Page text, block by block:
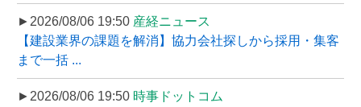
►2026/08/06 19:50 産経ニュース
【建設業界の課題を解消】協力会社探しから採用・集客
まで一括 ...
►2026/08/06 19:50 時事ドットコム